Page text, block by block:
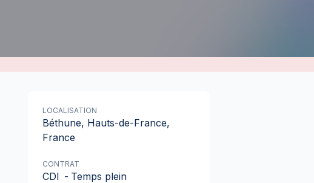
LOCALISATION
Béthune, Hauts-de-France,
France
CONTRAT
CDI - Temps plein